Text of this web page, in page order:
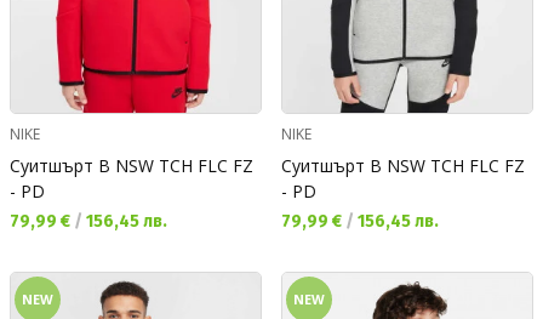
NIKE
Суитшърт B NSW TCH FLC FZ
- PD
Текуща цена:
79,99 € / 156,45 лв.
NIKE
Суитшърт B NSW TCH FLC FZ
- PD
Текуща цена:
79,99 € / 156,45 лв.
NEW NEW